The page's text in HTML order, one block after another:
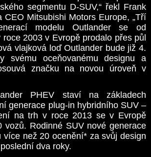
segmentu D-SUV,“ řekl Frank
CEO Mitsubishi Motors Europe, „Tří
modelu Outlander se od
2003 v Evropě prodalo přes půl
vlajková loď Outlander bude již 4.
svému oceňovanému designu a
značku na novou úroveň v
PHEV staví na základech
generace plug-in hybridního SUV –
na trh v roce 2013 se v Evropě
vozů. Rodinné SUV nové generace
více než 20 ocenění* za svůj design
dva roky.